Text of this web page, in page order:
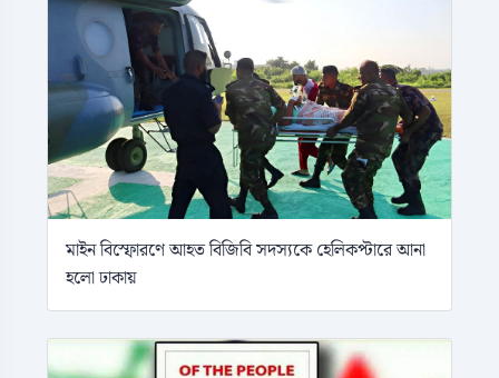
মাইন বিস্ফোরণে আহত বিজিবি সদস্যকে হেলিকপ্টারে আনা
হলো ঢাকায়